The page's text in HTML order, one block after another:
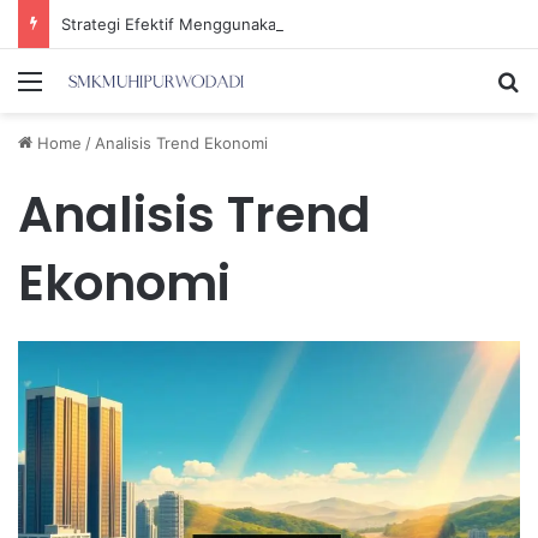
Menu
Home / Analisis Trend Ekonomi
Analisis Trend
Ekonomi